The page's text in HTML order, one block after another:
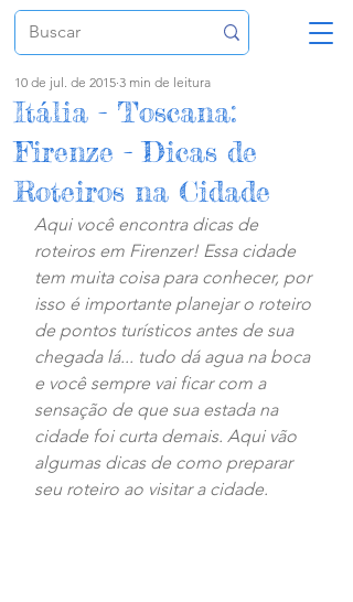
Itália - Toscana:
Firenze - Dicas de
Roteiros na Cidade
10 de jul. de 2015 3 min de leitura
Aqui você encontra dicas de
roteiros em Firenzer! Essa cidade
tem muita coisa para conhecer, por
isso é importante planejar o roteiro
de pontos turísticos antes de sua
chegada lá... tudo dá agua na boca
e você sempre vai ficar com a
sensação de que sua estada na
cidade foi curta demais. Aqui vão
algumas dicas de como preparar
seu roteiro ao visitar a cidade.